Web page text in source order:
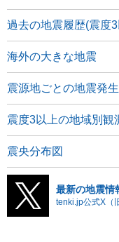
過去の地震履歴(震度
海外の大きな地震
震源地ごとの地震発
震度3以上の地域別観
震央分布図
最新の地震情
tenki.jp公式X（